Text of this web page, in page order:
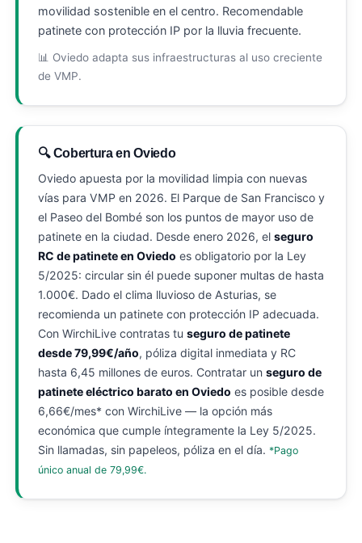
movilidad sostenible en el centro. Recomendable
patinete con protección IP por la lluvia frecuente.
📊 Oviedo adapta sus infraestructuras al uso creciente
de VMP.
🔍 Cobertura en Oviedo
Oviedo apuesta por la movilidad limpia con nuevas
vías para VMP en 2026. El Parque de San Francisco y
el Paseo del Bombé son los puntos de mayor uso de
patinete en la ciudad. Desde enero 2026, elseguro
RC de patinete en Oviedo es obligatorio por la Ley
5/2025: circular sin él puede suponer multas de hasta
1.000€. Dado el clima lluvioso de Asturias, se
recomienda un patinete con protección IP adecuada.
Con WirchiLive contratas tuseguro de patinete
desde 79,99€/año, póliza digital inmediata y RC
hasta 6,45 millones de euros. Contratar unseguro de
patinete eléctrico barato en Oviedo es posible desde
6,66€/mes* con WirchiLive — la opción más
económica que cumple íntegramente la Ley 5/2025.
Sin llamadas, sin papeleos, póliza en el día.*Pago
único anual de 79,99€.